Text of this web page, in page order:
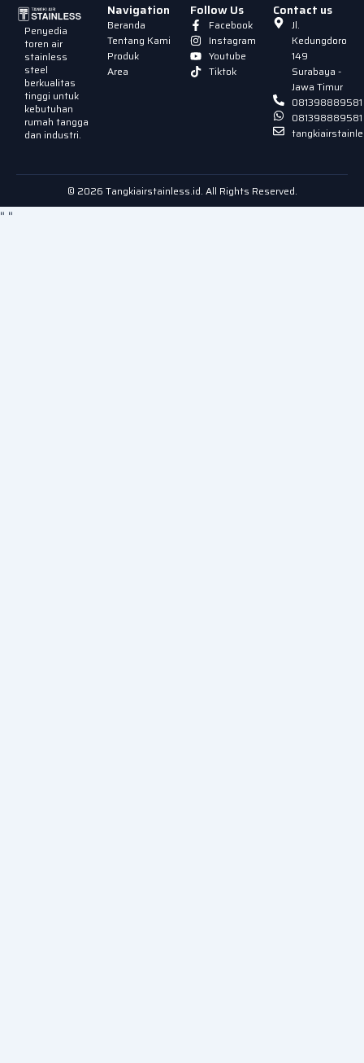
Penyedia
toren air
stainless
steel
berkualitas
tinggi untuk
kebutuhan
rumah tangga
dan industri.
Navigation
Beranda
Tentang Kami
Produk
Area
Follow Us
Facebook
Instagram
Youtube
Tiktok
Contact us
Jl.
Kedungdoro
149
Surabaya -
Jawa Timur
081398889581
081398889581
© 2026 Tangkiairstainless.id. All Rights Reserved.
" "